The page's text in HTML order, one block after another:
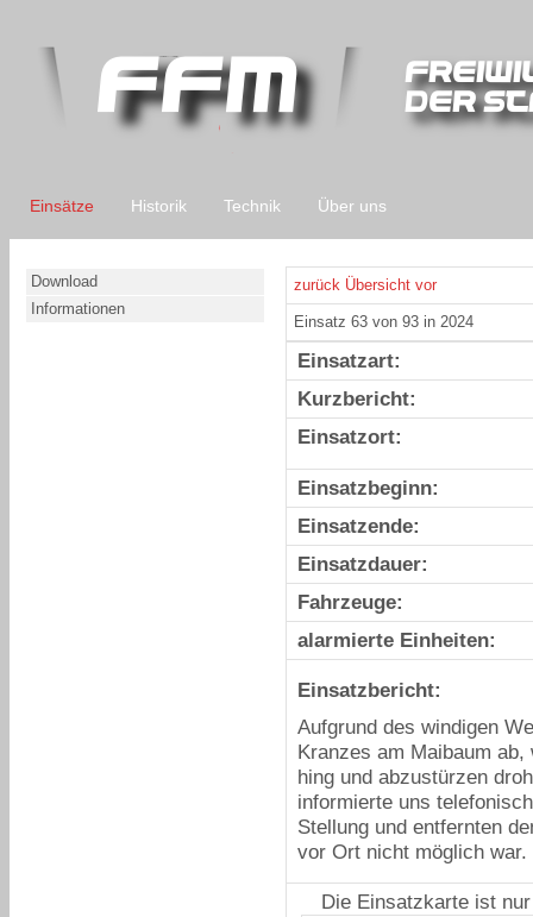
Einsätze Historik Technik Über uns
Download
Informationen
zurück Übersicht vor
Einsatz 63 von 93 in 2024
Einsatzart:
Kurzbericht:
Einsatzort:
Einsatzbeginn:
Einsatzende:
Einsatzdauer:
Fahrzeuge:
alarmierte Einheiten:
Einsatzbericht:
Aufgrund des windigen
Kranzes am Maibaum
hing und abzustürzen
informierte uns
Stellung und entfernten
vor Ort nicht möglich war.
Die Einsatzkarte ist